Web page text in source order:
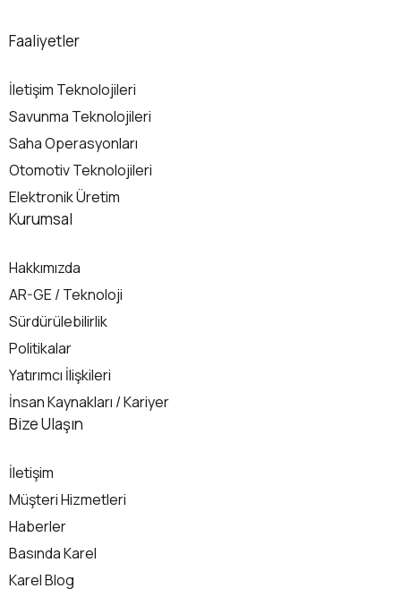
Faaliyetler
İletişim Teknolojileri
Savunma Teknolojileri
Saha Operasyonları
Otomotiv Teknolojileri
Elektronik Üretim
Kurumsal
Hakkımızda
AR-GE / Teknoloji
Sürdürülebilirlik
Politikalar
Yatırımcı İlişkileri
İnsan Kaynakları / Kariyer
İletişim
Bize Ulaşın
İletişim
Müşteri Hizmetleri
Haberler
Basında Karel
Karel Blog